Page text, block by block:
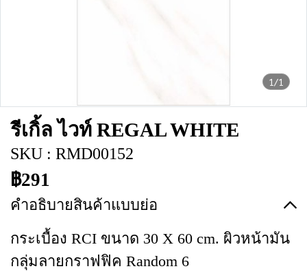
1/1
รีเกิ้ล ไวท์ REGAL WHITE
SKU : RMD00152
฿291
คำอธิบายสินค้าแบบย่อ
กระเบื้อง RCI ขนาด 30 X 60 cm. ผิวหน้ามัน
กลุ่มลายกราฟฟิค Random 6